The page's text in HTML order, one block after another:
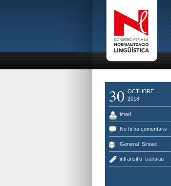
30 OCTUBRE
2018
lmari
No hi ha comentaris
General, Sintaxi
intransitiu, transitiu